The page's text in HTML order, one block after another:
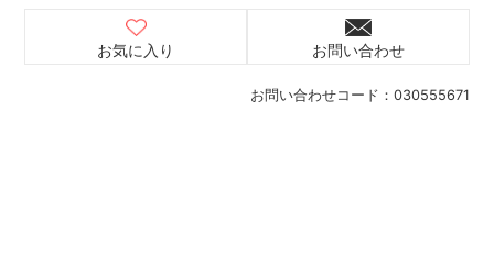
お問い合わせコード： 030555671
お気に入り お問い合わせ